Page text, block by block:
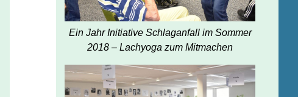
Ein Jahr Initiative Schlaganfall im Sommer
2018 – Lachyoga zum Mitmachen